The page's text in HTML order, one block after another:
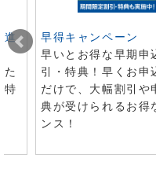
進
特
早得キャンペーン
早いとお得な早期申
引・特典！早くお申
だけで、大幅割引や
典が受けられるお得
ンス！